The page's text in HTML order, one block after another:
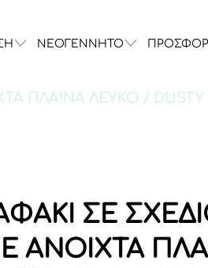
ΝΕΟΓΕΝΝΗΤΟ
ΠΛΑΙΝΑ ΛΕΥΚΟ / DUSTY
ΣΕ
ΑΝΟΙΧΤΑ